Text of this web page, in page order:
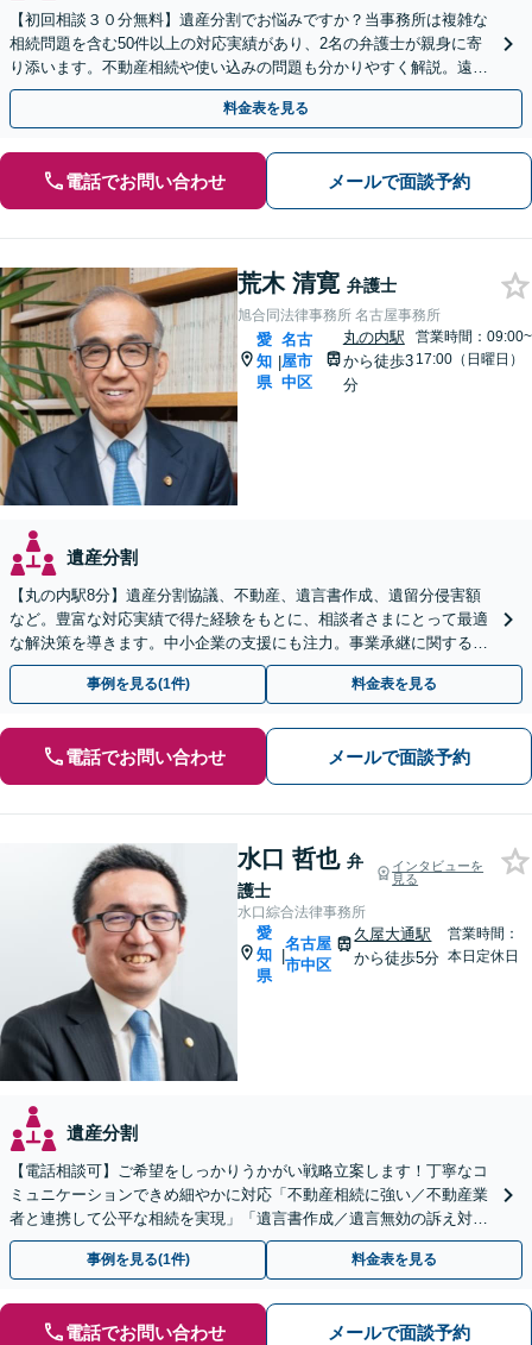
【初回相談３０分無料】遺産分割でお悩みですか？当事務所は複雑な
相続問題を含む50件以上の対応実績があり、2名の弁護士が親身に寄
り添います。不動産相続や使い込みの問題も分かりやすく解説。遠方
のご家族ともWEB相談が可能。LINE予約受付中。
料金表を見る
電話でお問い合わせ メールで面談予約
荒木 清寛 弁護士
旭合同法律事務所 名古屋事務所
愛
知
県
|
名古
屋市
中区
丸の内駅
から徒歩3
分
営業時間：09:00~
17:00（日曜日）
遺産分割
【丸の内駅8分】遺産分割協議、不動産、遺言書作成、遺留分侵害額
など。豊富な対応実績で得た経験をもとに、相談者さまにとって最適
な解決策を導きます。中小企業の支援にも注力。事業承継に関する内
容もお気軽にご相談ください【初回面談無料】
事例を見る(1件) 料金表を見る
電話でお問い合わせ メールで面談予約
水口 哲也 弁
護士
インタビューを
見る
水口綜合法律事務所
愛
知
県
|
名古屋
市中区
久屋大通駅
から徒歩5分
営業時間：
本日定休日
遺産分割
【電話相談可】ご希望をしっかりうかがい戦略立案します！丁寧なコ
ミュニケーションできめ細やかに対応「不動産相続に強い／不動産業
者と連携して公平な相続を実現」「遺言書作成／遺言無効の訴え対応
可」【完全個室対応】【バリアフリー】
事例を見る(1件) 料金表を見る
電話でお問い合わせ メールで面談予約